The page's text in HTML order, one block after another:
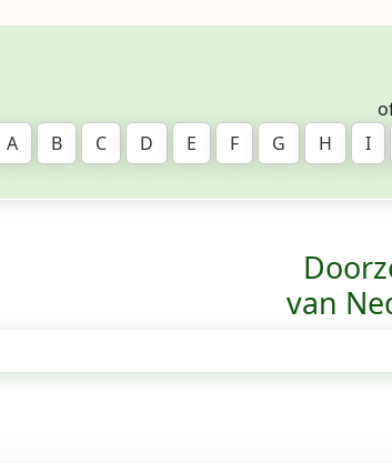
A
B C D E F G H I
van